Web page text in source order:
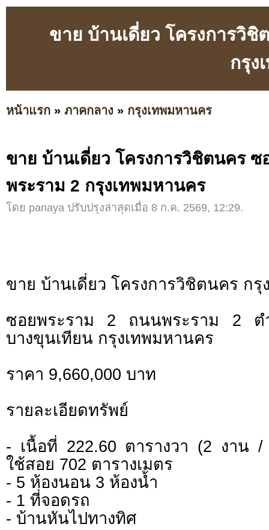
ขาย บ้านเดี่ยว โครงการวิ
กรุง
หน้าแรก » ภาคกลาง » กรุงเทพมหานคร
ขาย บ้านเดี่ยว โครงการวิชิตนคร
พระราม 2 กรุงเทพมหานคร
โดย panaya ปรับปรุงล่าสุดเมื่อ 8 ก.ค. 2569, 12:29.
ขาย บ้านเดี่ยว โครงการวิชิตนคร กรุ
ซอยพระราม 2 ถนนพระราม 2 ต
บางขุนเทียน กรุงเทพมหานคร
ราคา 9,660,000 บาท
รายละเอียดทรัพย์
- เนื้อที่ 222.60 ตารางวา (2 งาน
ใช้สอย 702 ตารางเมตร
- 5 ห้องนอน 3 ห้องน้ำ
- 1 ที่จอดรถ
- บ้านหันไปทางทิศ